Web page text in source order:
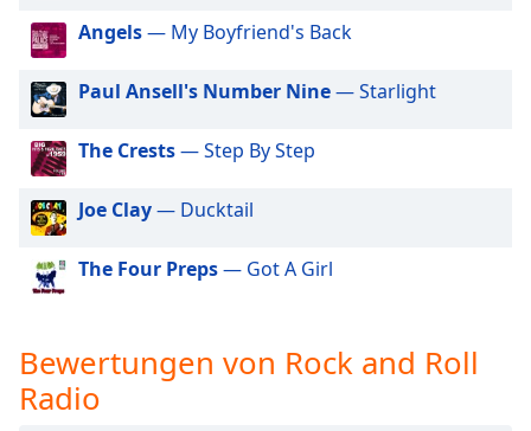
modal
window.
Beginning
dialog
window.
cancel
close
the
window.
Angels— My Boyfriend's Back
Paul Ansell's Number Nine— Starlight
The Crests— Step By Step
Joe Clay— Ducktail
The Four Preps— Got A Girl
Bewertungen von Rock and Roll
Radio